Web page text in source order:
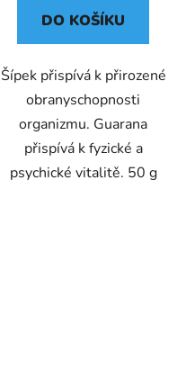
DO KOŠÍKU
Šípek přispívá k přirozené
obranyschopnosti
organizmu. Guarana
přispívá k fyzické a
psychické vitalitě. 50 g